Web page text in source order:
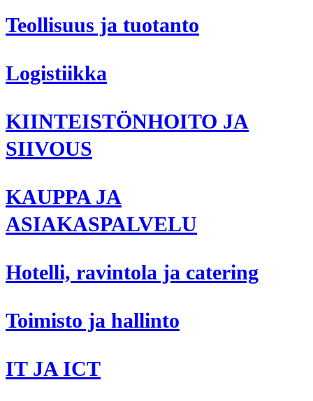
Teollisuus ja tuotanto
Logistiikka
KIINTEISTÖNHOITO JA
SIIVOUS
KAUPPA JA
ASIAKASPALVELU
Hotelli, ravintola ja catering
Toimisto ja hallinto
IT JA ICT